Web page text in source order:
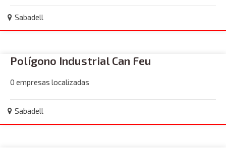
Sabadell
Polígono Industrial Can Feu
0 empresas localizadas
Sabadell